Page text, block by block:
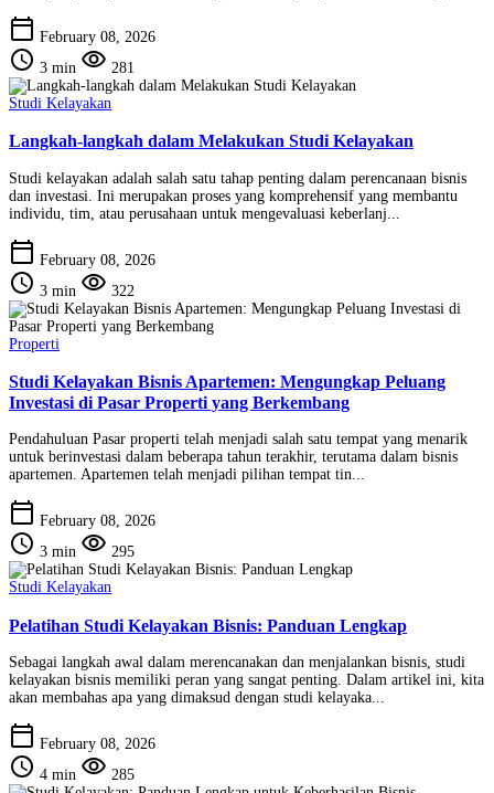
calendar_today February 08, 2026
schedule 3 min visibility 281
Studi Kelayakan
Langkah-langkah dalam Melakukan Studi Kelayakan
Studi kelayakan adalah salah satu tahap penting dalam perencanaan bisnis
dan investasi. Ini merupakan proses yang komprehensif yang membantu
individu, tim, atau perusahaan untuk mengevaluasi keberlanj...
calendar_today February 08, 2026
schedule 3 min visibility 322
Properti
Studi Kelayakan Bisnis Apartemen: Mengungkap Peluang
Investasi di Pasar Properti yang Berkembang
Pendahuluan Pasar properti telah menjadi salah satu tempat yang menarik
untuk berinvestasi dalam beberapa tahun terakhir, terutama dalam bisnis
apartemen. Apartemen telah menjadi pilihan tempat tin...
calendar_today February 08, 2026
schedule 3 min visibility 295
Studi Kelayakan
Pelatihan Studi Kelayakan Bisnis: Panduan Lengkap
Sebagai langkah awal dalam merencanakan dan menjalankan bisnis, studi
kelayakan bisnis memiliki peran yang sangat penting. Dalam artikel ini, kita
akan membahas apa yang dimaksud dengan studi kelayaka...
calendar_today February 08, 2026
schedule 4 min visibility 285